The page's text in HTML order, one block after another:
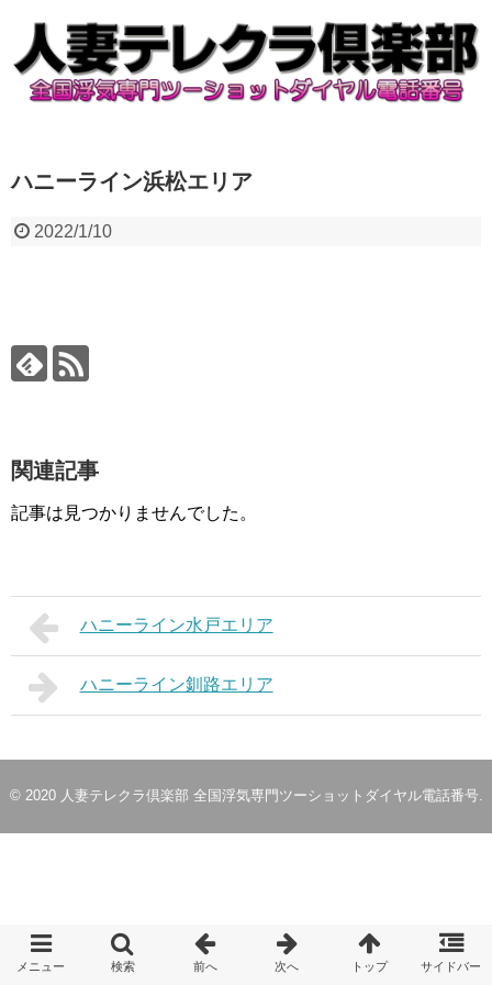
ハニーライン浜松エリア
2022/1/10
関連記事
記事は見つかりませんでした。
ハニーライン水戸エリア
ハニーライン釧路エリア
© 2020 人妻テレクラ倶楽部 全国浮気専門ツーショットダイヤル電話番号.